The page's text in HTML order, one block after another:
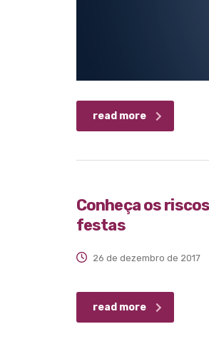
read more
Conheça os
festas
26 de dezembro de 2017
read more